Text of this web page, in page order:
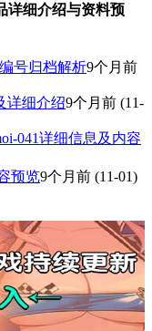
详细介绍与资料预
号归档解析9个月前
详细介绍9个月前 (11-
041详细信息及内容
预览9个月前 (11-01)